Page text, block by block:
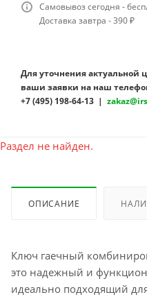
Самовывоз сегодня -
Доставка завтра - 390 ₽
Для уточнения актуальной
ваши заявки на наш
+7 (495) 198-64-13 |
Раздел не найден.
ОПИСАНИЕ
Ключ гаечный
это надежный и
идеально подходящий